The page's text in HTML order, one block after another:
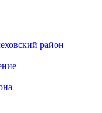
район